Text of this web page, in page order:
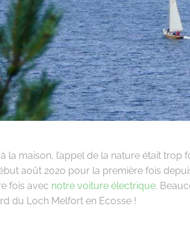
la maison, l’appel de la nature était trop
août 2020 pour la première fois
fois avec notre voiture électrique.
du Loch Melfort en Ecosse !